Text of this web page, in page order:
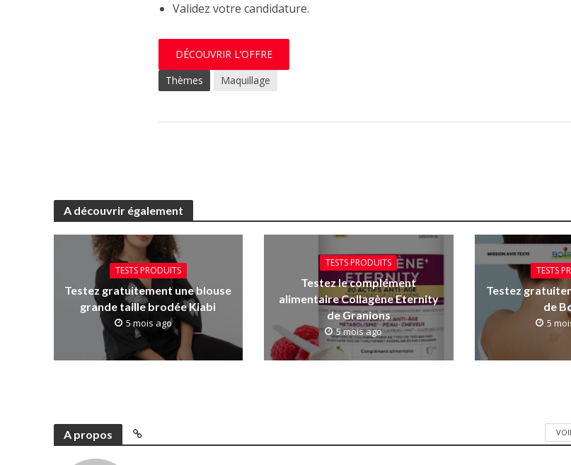
Validez votre candidature.
DÉCOUVRIR L’OFFRE
Thèmes
Maquillage
A découvrir également
TESTS PRODUITS
Testez gratuitement une blouse
grande taille brodée Kiabi
5 mois ago
TESTS PRODUITS
Testez le complément
alimentaire Collagène Eternity
de Granions
5 mois ago
TESTS
Testez
de
5
A propos